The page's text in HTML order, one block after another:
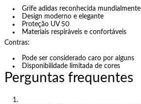
Grife adidas reconhecida mundialmente
Design moderno e elegante
Proteção UV 50
Materiais respiráveis e confortáveis
Contras:
Pode ser considerado caro por alguns
Disponibilidade limitada de cores
Perguntas frequentes